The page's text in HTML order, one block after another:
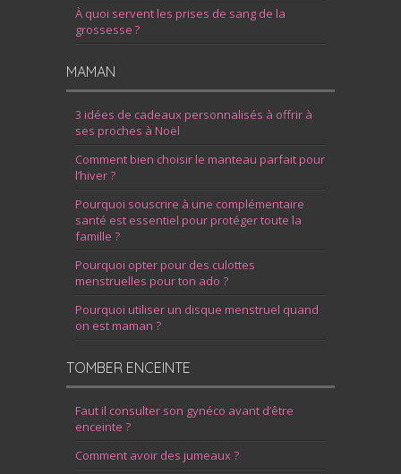
À quoi servent les prises de sang de la
grossesse ?
MAMAN
3 idées de cadeaux personnalisés à offrir à
ses proches à Noël
Comment bien choisir le manteau parfait pour
l’hiver ?
Pourquoi souscrire à une complémentaire
santé est essentiel pour protéger toute la
famille ?
Pourquoi opter pour des culottes
menstruelles pour ton ado ?
Pourquoi utiliser un disque menstruel quand
on est maman ?
TOMBER ENCEINTE
Faut il consulter son gynéco avant d’être
enceinte ?
Comment avoir des jumeaux ?